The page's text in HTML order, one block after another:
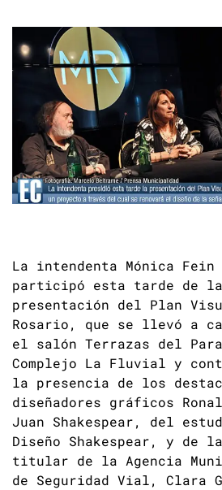
La intendenta Mónica Fein
participó esta tarde de la
presentación del Plan
Rosario, que se llevó a
el salón Terrazas del
Complejo La Fluvial y
la presencia de los
diseñadores gráficos
Juan Shakespear, del
Diseño Shakespear, y de la
titular de la Agencia
de Seguridad Vial, Clara